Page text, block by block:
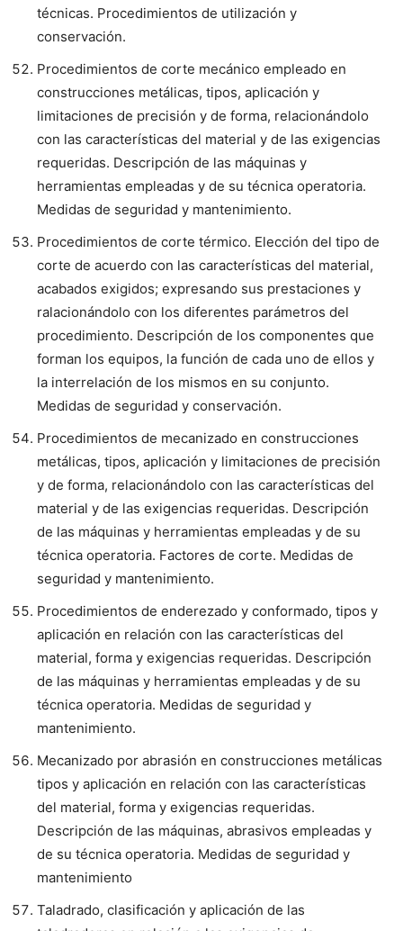
técnicas. Procedimientos de utilización y
conservación.
Procedimientos de corte mecánico empleado en
construcciones metálicas, tipos, aplicación y
limitaciones de precisión y de forma, relacionándolo
con las características del material y de las exigencias
requeridas. Descripción de las máquinas y
herramientas empleadas y de su técnica operatoria.
Medidas de seguridad y mantenimiento.
Procedimientos de corte térmico. Elección del tipo de
corte de acuerdo con las características del material,
acabados exigidos; expresando sus prestaciones y
ralacionándolo con los diferentes parámetros del
procedimiento. Descripción de los componentes que
forman los equipos, la función de cada uno de ellos y
la interrelación de los mismos en su conjunto.
Medidas de seguridad y conservación.
Procedimientos de mecanizado en construcciones
metálicas, tipos, aplicación y limitaciones de precisión
y de forma, relacionándolo con las características del
material y de las exigencias requeridas. Descripción
de las máquinas y herramientas empleadas y de su
técnica operatoria. Factores de corte. Medidas de
seguridad y mantenimiento.
Procedimientos de enderezado y conformado, tipos y
aplicación en relación con las características del
material, forma y exigencias requeridas. Descripción
de las máquinas y herramientas empleadas y de su
técnica operatoria. Medidas de seguridad y
mantenimiento.
Mecanizado por abrasión en construcciones metálicas
tipos y aplicación en relación con las características
del material, forma y exigencias requeridas.
Descripción de las máquinas, abrasivos empleadas y
de su técnica operatoria. Medidas de seguridad y
mantenimiento
Taladrado, clasificación y aplicación de las